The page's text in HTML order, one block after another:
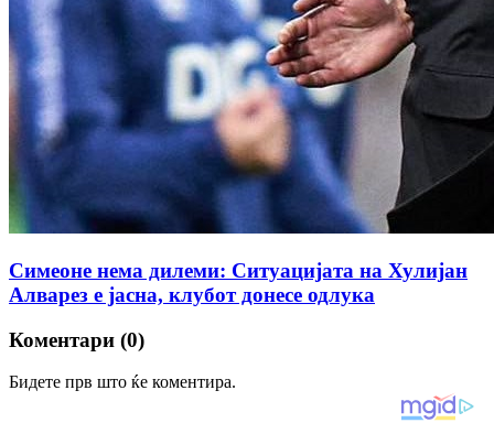
Симеоне нема дилеми: Ситуацијата на Хулијан
Алварез е јасна, клубот донесе одлука
Коментари (0)
Бидете прв што ќе коментира.